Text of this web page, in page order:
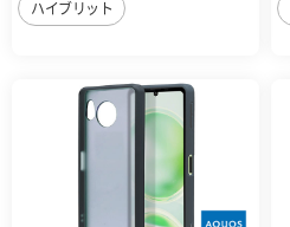
ハイブリット